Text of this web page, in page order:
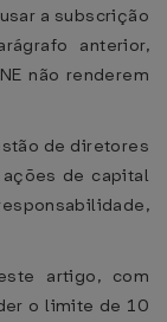
a subscrição
anterior,
não renderem
de diretores
de capital
artigo, com
o limite de 10